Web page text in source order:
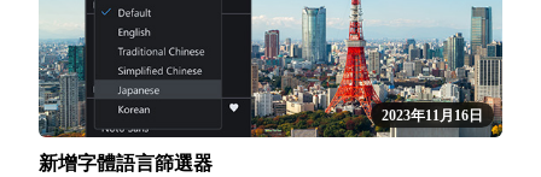
2023年11月16日
新增字體語言篩選器